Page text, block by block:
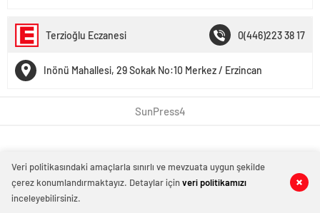
Terzioğlu Eczanesi 0(446)223 38 17
Inönü Mahallesi, 29 Sokak No:10 Merkez / Erzincan
SunPress4
Veri politikasındaki amaçlarla sınırlı ve mevzuata uygun şekilde
çerez konumlandırmaktayız. Detaylar içinveri politikamızı
inceleyebilirsiniz.